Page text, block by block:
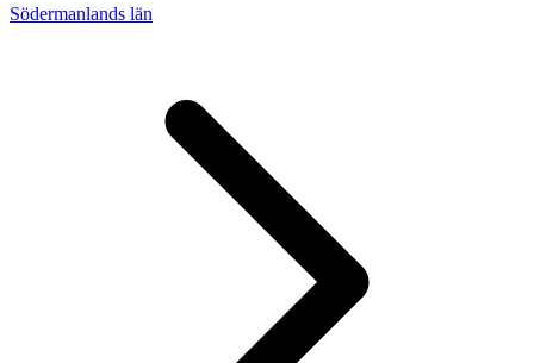
Södermanlands län